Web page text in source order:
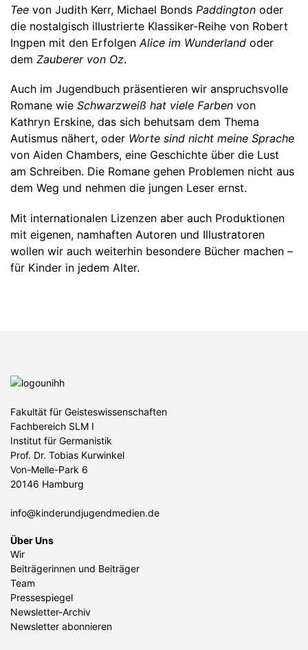
Tee von Judith Kerr, Michael Bonds Paddington oder
die nostalgisch illustrierte Klassiker-Reihe von Robert
Ingpen mit den ErfolgenAlice im Wunderland oder
dem Zauberer von Oz.
Auch im Jugendbuch präsentieren wir anspruchsvolle
Romane wie Schwarzweiß hat viele Farben von
Kathryn Erskine, das sich behutsam dem Thema
Autismus nähert, oder Worte sind nicht meine Sprache
von Aiden Chambers, eine Geschichte über die Lust
am Schreiben. Die Romane gehen Problemen nicht aus
dem Weg und nehmen die jungen Leser ernst.
Mit internationalen Lizenzen aber auch Produktionen
mit eigenen, namhaften Autoren und Illustratoren
wollen wir auch weiterhin besondere Bücher machen –
für Kinder in jedem Alter.
Fakultät für Geisteswissenschaften
Fachbereich SLM I
Institut für Germanistik
Prof. Dr. Tobias Kurwinkel
Von-Melle-Park 6
20146 Hamburg
info@kinderundjugendmedien.de
Über Uns
Wir
Beiträgerinnen und Beiträger
Team
Pressespiegel
Newsletter-Archiv
Newsletter abonnieren